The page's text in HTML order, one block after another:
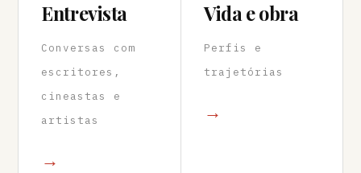
Entrevista
Conversas com
escritores,
cineastas e
artistas
→
Vida e obra
Perfis e
trajetórias
→